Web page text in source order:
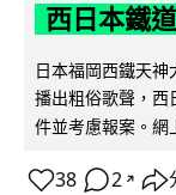
西日本鐵
日本福岡西鐵天
播出粗俗歌聲，西
件並考慮報案。網
38 2 ↗